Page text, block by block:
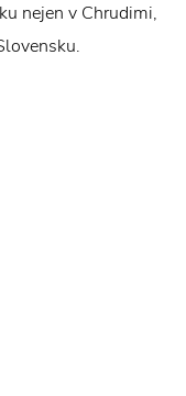
nejen v Chrudimi,